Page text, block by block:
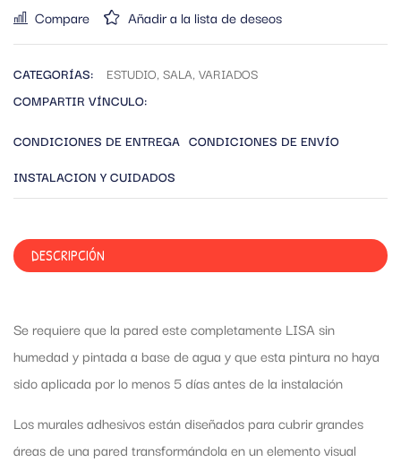
Compare Añadir a la lista de deseos
CATEGORÍAS: ESTUDIO, SALA, VARIADOS
COMPARTIR VÍNCULO:
CONDICIONES DE ENTREGA CONDICIONES DE ENVÍO
INSTALACION Y CUIDADOS
DESCRIPCIÓN
Se requiere que la pared este completamente LISA sin
humedad y pintada a base de agua y que esta pintura no haya
sido aplicada por lo menos 5 días antes de la instalación
Los murales adhesivos están diseñados para cubrir grandes
áreas de una pared transformándola en un elemento visual